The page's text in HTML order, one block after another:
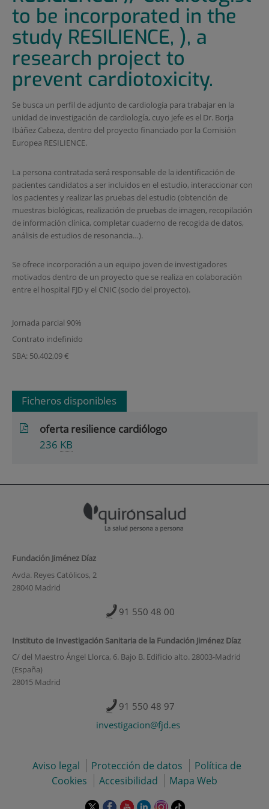
to be incorporated in the
study RESILIENCE, ), a
research project to
prevent cardiotoxicity.
Se busca un perfil de adjunto de cardiología para trabajar en la
unidad de investigación de cardiología, cuyo jefe es el Dr. Borja
Ibáñez Cabeza, dentro del proyecto financiado por la Comisión
Europea RESILIENCE.
La persona contratada será responsable de la identificación de
pacientes candidatos a ser incluidos en el estudio, interaccionar con
los pacientes y realizar las pruebas del estudio (obtención de
muestras biológicas, realización de pruebas de imagen, recopilación
de información clínica, completar cuaderno de recogida de datos,
análisis de estudios de resonancia…).
Se ofrece incorporación a un equipo joven de investigadores
motivados dentro de un proyecto que se realiza en colaboración
entre el hospital FJD y el CNIC (socio del proyecto).
Jornada parcial 90%
Contrato indefinido
SBA: 50.402,09 €
Ficheros disponibles
oferta resilience cardiólogo
236 KB
Fundación Jiménez Díaz
Avda. Reyes Católicos, 2
28040 Madrid
91 550 48 00
Instituto de Investigación Sanitaria de la Fundación Jiménez Díaz
C/ del Maestro Ángel Llorca, 6. Bajo B. Edificio alto. 28003-Madrid
(España)
28015 Madrid
91 550 48 97
investigacion@fjd.es
Aviso legal Protección de datos
Política de
Cookies
Accesibilidad Mapa Web
EsteEsteEsteEsteEsteEnlace